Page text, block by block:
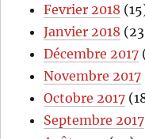
Fevrier 2018
Janvier 2018
Décembre 2017
Novembre 2017
Octobre 2017
Septembre 2017